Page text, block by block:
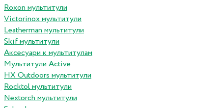
Roxon мультитули
Victorinox мультитули
Leatherman мультитули
Skif мультитули
Аксесуари к мультитулам
Мультитули Active
HX Outdoors мультитули
Rocktol мультитули
Nextorch мультитули